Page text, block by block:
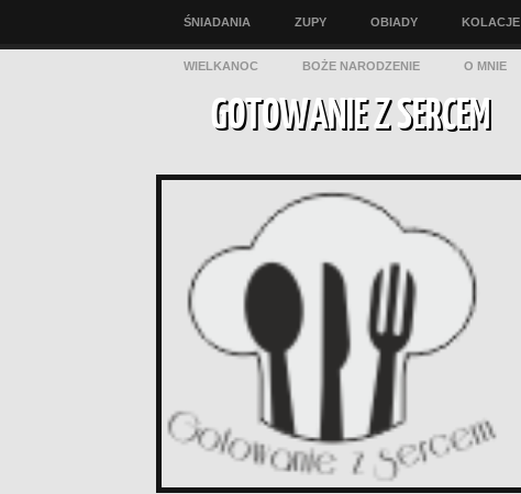
ŚNIADANIA ZUPY OBIADY KOLACJE
WIELKANOC BOŻE NARODZENIE O MNIE
GOTOWANIE Z SERCEM